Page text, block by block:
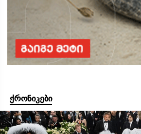
ქრონიკები